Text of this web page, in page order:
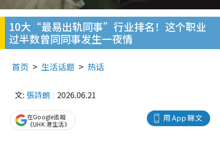
10大“最易出轨同事”行业排名！这个职业
过半数曾同同事发生一夜情
首页 生活话题 热话
文: 張詩朗 2026.06.21
用 App 睇文
在Google追蹤
《UHK 港生活》